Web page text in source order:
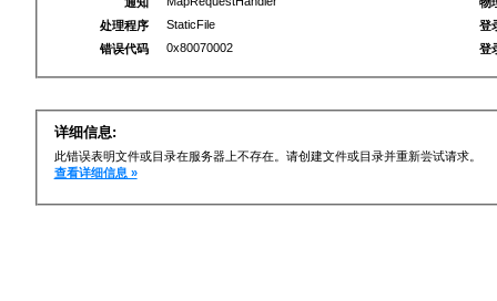
处理程序
StaticFile
错误代码
0x80070002
登
登
详细信息:
此错误表明文件或目录在服务器上不存在。请创建文件或目录并重新尝试请求。
查看详细信息 »